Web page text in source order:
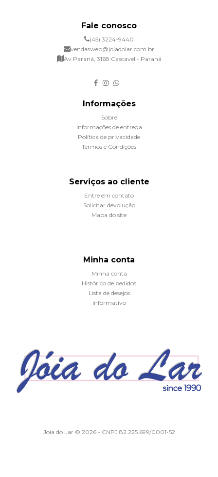
Fale conosco
(45) 3224-9440
vendasweb@joiadolar.com.br
Av Paraná, 3168 Cascavel - Paraná
Informações
Sobre
Informações de entrega
Política de privacidade
Termos e Condições
Serviços ao cliente
Entre em contato
Solicitar devolução
Mapa do site
Minha conta
Minha conta
Histórico de pedidos
Lista de desejos
Informativo
Joia do Lar © 2026 - CNPJ 82.225.699/0001-52